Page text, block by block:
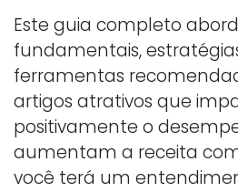
Este guia completo
fundamentais,
ferramentas
artigos atrativos que
positivamente o
aumentam a receita com
você terá um